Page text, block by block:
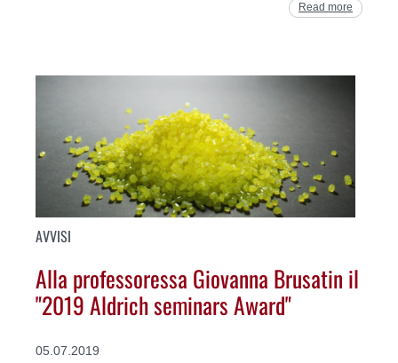
Read more
AVVISI
Alla professoressa Giovanna Brusatin il
"2019 Aldrich seminars Award"
05.07.2019